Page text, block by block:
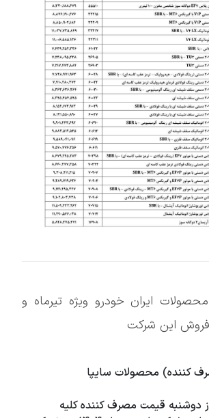
ایران خودرو ویژه تیرماه و
این شرکت
کننده) محصولات سایپا
دوشنبه قیمت مصرف کننده کلیه